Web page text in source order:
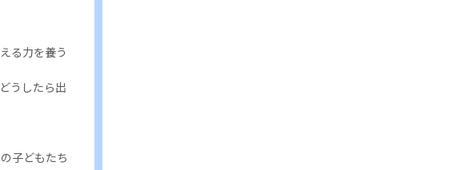
る力を養う
うしたら出
子どもたち